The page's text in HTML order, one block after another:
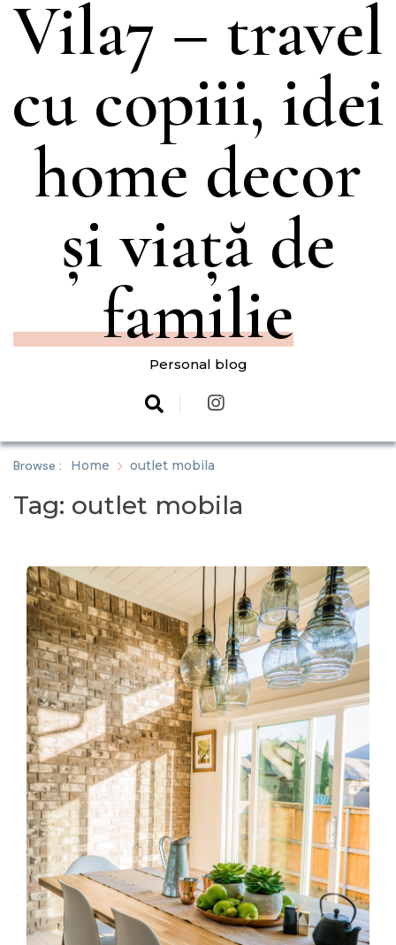
Vila7 – travel
cu copiii, idei
home decor
și viață de
familie
Personal blog
Browse : Home outlet mobila
Tag: outlet mobila